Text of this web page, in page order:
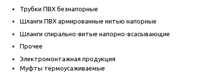
Трубки ПВХ безнапорные
Шланги ПВХ армированные нитью напорные
Шланги спирально-витые напорно-всасывающие
Прочее
Электромонтажная продукция
Муфты термоусаживаемые